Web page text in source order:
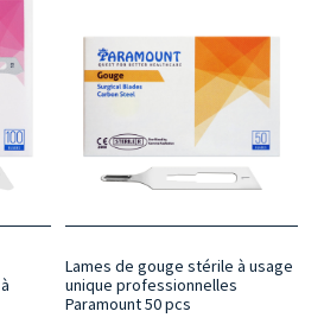
Lames de gouge stérile à usage
unique professionnelles
Paramount 50 pcs